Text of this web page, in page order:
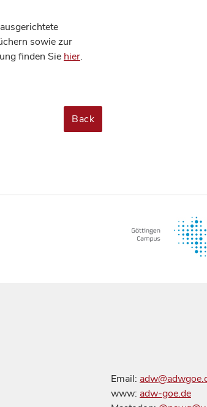
sowie zur
finden Sie hier.
Back
Email:
www: adw-goe.de